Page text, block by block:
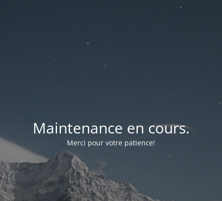
Maintenance en cours.
Merci pour votre patience!